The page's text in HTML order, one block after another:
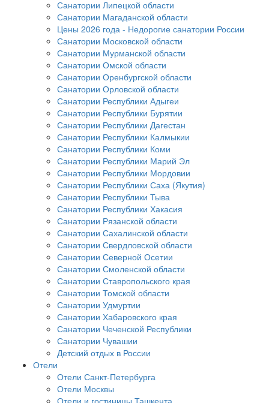
Санатории Липецкой области
Санатории Магаданской области
Цены 2026 года - Недорогие санатории России
Санатории Московской области
Санатории Мурманской области
Санатории Омской области
Санатории Оренбургской области
Санатории Орловской области
Санатории Республики Адыгеи
Санатории Республики Бурятии
Санатории Республики Дагестан
Санатории Республики Калмыкии
Санатории Республики Коми
Санатории Республики Марий Эл
Санатории Республики Мордовии
Санатории Республики Саха (Якутия)
Санатории Республики Тыва
Санатории Республики Хакасия
Санатории Рязанской области
Санатории Сахалинской области
Санатории Свердловской области
Санатории Северной Осетии
Санатории Смоленской области
Санатории Ставропольского края
Санатории Томской области
Санатории Удмуртии
Санатории Хабаровского края
Санатории Чеченской Республики
Санатории Чувашии
Детский отдых в России
Отели
Отели Санкт-Петербурга
Отели Москвы
Отели и гостиницы Ташкента